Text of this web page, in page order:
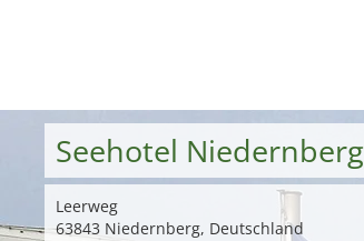
Seehotel Niedernberg
Leerweg
63843 Niedernberg, Deutschland